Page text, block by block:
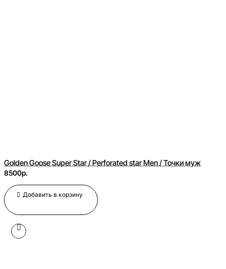
Golden Goose Super Star / Perforated star Men / Точки муж
8500р.
Добавить в корзину